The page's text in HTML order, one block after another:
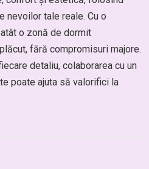
nevoilor tale reale. Cu o
o zonă de dormit
fără compromisuri majore.
detaliu, colaborarea cu un
poate ajuta să valorifici la